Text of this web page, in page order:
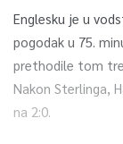
Englesku je u
pogodak u 75.
prethodile tom
Nakon Sterlinga,
na 2:0.